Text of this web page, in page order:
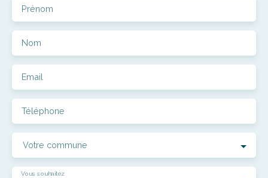
Prénom
Nom
Email
Téléphone
Votre commune
Vous souhaitez